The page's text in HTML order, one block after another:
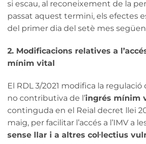
si escau, al reconeixement de la
passat aquest termini, els efectes
del primer dia del setè mes
2. Modificacions relatives a
mínim vital
El RDL 3/2021 modifica la regulació
no contributiva de l’ingrés mínim
continguda en el Reial decret llei
maig, per facilitar l’accés a l’IMV a
sense llar i a altres col·lectius